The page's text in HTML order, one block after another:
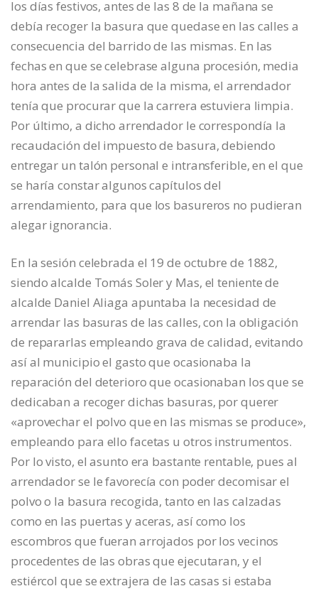
los días festivos, antes de las 8 de la mañana se
debía recoger la basura que quedase en las calles a
consecuencia del barrido de las mismas. En las
fechas en que se celebrase alguna procesión, media
hora antes de la salida de la misma, el arrendador
tenía que procurar que la carrera estuviera limpia.
Por último, a dicho arrendador le correspondía la
recaudación del impuesto de basura, debiendo
entregar un talón personal e intransferible, en el que
se haría constar algunos capítulos del
arrendamiento, para que los basureros no pudieran
alegar ignorancia.
En la sesión celebrada el 19 de octubre de 1882,
siendo alcalde Tomás Soler y Mas, el teniente de
alcalde Daniel Aliaga apuntaba la necesidad de
arrendar las basuras de las calles, con la obligación
de repararlas empleando grava de calidad, evitando
así al municipio el gasto que ocasionaba la
reparación del deterioro que ocasionaban los que se
dedicaban a recoger dichas basuras, por querer
«aprovechar el polvo que en las mismas se produce»,
empleando para ello facetas u otros instrumentos.
Por lo visto, el asunto era bastante rentable, pues al
arrendador se le favorecía con poder decomisar el
polvo o la basura recogida, tanto en las calzadas
como en las puertas y aceras, así como los
escombros que fueran arrojados por los vecinos
procedentes de las obras que ejecutaran, y el
estiércol que se extrajera de las casas si estaba